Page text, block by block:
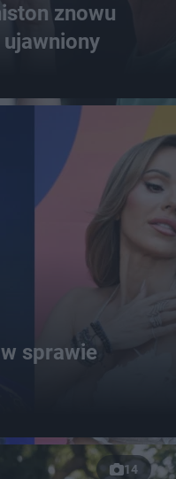
znowu
sprawie
14